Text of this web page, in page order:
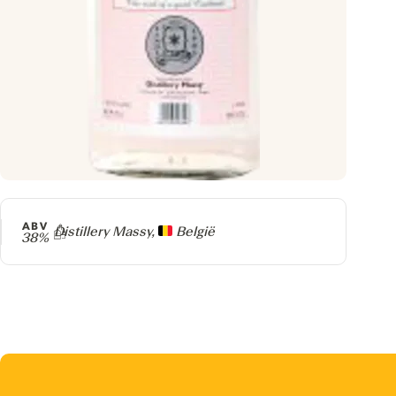
Producer
Distillery Massy, België
ABV
38%